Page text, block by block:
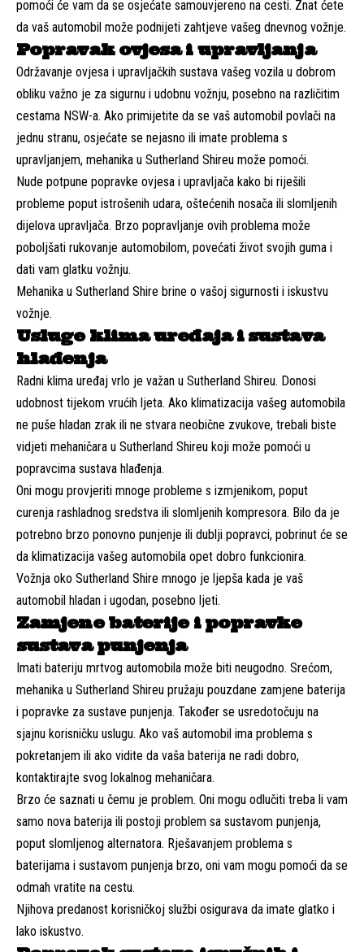
pomoći će vam da se osjećate samouvjereno na cesti. Znat ćete
da vaš automobil može podnijeti zahtjeve vašeg dnevnog vožnje.
Popravak ovjesa i upravljanja
Održavanje ovjesa i upravljačkih sustava vašeg vozila u dobrom
obliku važno je za sigurnu i udobnu vožnju, posebno na različitim
cestama NSW-a. Ako primijetite da se vaš automobil povlači na
jednu stranu, osjećate se nejasno ili imate problema s
upravljanjem, mehanika u Sutherland Shireu može pomoći.
Nude potpune popravke ovjesa i upravljača kako bi riješili
probleme poput istrošenih udara, oštećenih nosača ili slomljenih
dijelova upravljača. Brzo popravljanje ovih problema može
poboljšati rukovanje automobilom, povećati život svojih guma i
dati vam glatku vožnju.
Mehanika u Sutherland Shire brine o vašoj sigurnosti i iskustvu
vožnje.
Usluge klima uređaja i sustava
hlađenja
Radni klima uređaj vrlo je važan u Sutherland Shireu. Donosi
udobnost tijekom vrućih ljeta. Ako klimatizacija vašeg automobila
ne puše hladan zrak ili ne stvara neobične zvukove, trebali biste
vidjeti mehaničara u Sutherland Shireu koji može pomoći u
popravcima sustava hlađenja.
Oni mogu provjeriti mnoge probleme s izmjenikom, poput
curenja rashladnog sredstva ili slomljenih kompresora. Bilo da je
potrebno brzo ponovno punjenje ili dublji popravci, pobrinut će se
da klimatizacija vašeg automobila opet dobro funkcionira.
Vožnja oko Sutherland Shire mnogo je ljepša kada je vaš
automobil hladan i ugodan, posebno ljeti.
Zamjene baterije i popravke
sustava punjenja
Imati bateriju mrtvog automobila može biti neugodno. Srećom,
mehanika u Sutherland Shireu pružaju pouzdane zamjene baterija
i popravke za sustave punjenja. Također se usredotočuju na
sjajnu korisničku uslugu. Ako vaš automobil ima problema s
pokretanjem ili ako vidite da vaša baterija ne radi dobro,
kontaktirajte svog lokalnog mehaničara.
Brzo će saznati u čemu je problem. Oni mogu odlučiti treba li vam
samo nova baterija ili postoji problem sa sustavom punjenja,
poput slomljenog alternatora. Rješavanjem problema s
baterijama i sustavom punjenja brzo, oni vam mogu pomoći da se
odmah vratite na cestu.
Njihova predanost korisničkoj službi osigurava da imate glatko i
lako iskustvo.